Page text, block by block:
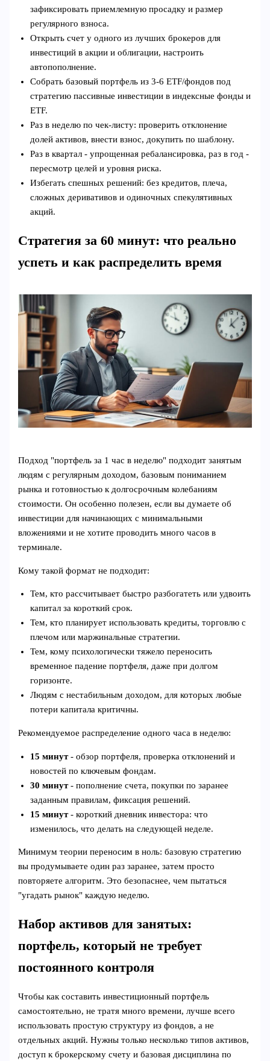
зафиксировать приемлемную просадку и размер
регулярного взноса.
Открыть счет у одного из лучших брокеров для
инвестиций в акции и облигации, настроить
автопополнение.
Собрать базовый портфель из 3-6 ETF/фондов под
стратегию пассивные инвестиции в индексные фонды и
ETF.
Раз в неделю по чек-листу: проверить отклонение
долей активов, внести взнос, докупить по шаблону.
Раз в квартал - упрощенная ребалансировка, раз в год -
пересмотр целей и уровня риска.
Избегать спешных решений: без кредитов, плеча,
сложных деривативов и одиночных спекулятивных
акций.
Стратегия за 60 минут: что реально
успеть и как распределить время
Подход "портфель за 1 час в неделю" подходит занятым
людям с регулярным доходом, базовым пониманием
рынка и готовностью к долгосрочным колебаниям
стоимости. Он особенно полезен, если вы думаете об
инвестиции для начинающих с минимальными
вложениями и не хотите проводить много часов в
терминале.
Кому такой формат не подходит:
Тем, кто рассчитывает быстро разбогатеть или удвоить
капитал за короткий срок.
Тем, кто планирует использовать кредиты, торговлю с
плечом или маржинальные стратегии.
Тем, кому психологически тяжело переносить
временное падение портфеля, даже при долгом
горизонте.
Людям с нестабильным доходом, для которых любые
потери капитала критичны.
Рекомендуемое распределение одного часа в неделю:
15 минут- обзор портфеля, проверка отклонений и
новостей по ключевым фондам.
30 минут- пополнение счета, покупки по заранее
заданным правилам, фиксация решений.
15 минут- короткий дневник инвестора: что
изменилось, что делать на следующей неделе.
Минимум теории переносим в ноль: базовую стратегию
вы продумываете один раз заранее, затем просто
повторяете алгоритм. Это безопаснее, чем пытаться
"угадать рынок" каждую неделю.
Набор активов для занятых:
портфель, который не требует
постоянного контроля
Чтобы как составить инвестиционный портфель
самостоятельно, не тратя много времени, лучше всего
использовать простую структуру из фондов, а не
отдельных акций. Нужны только несколько типов активов,
доступ к брокерскому счету и базовая дисциплина по